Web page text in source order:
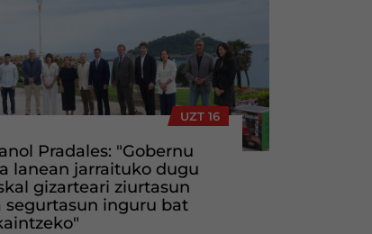
UZT 16
Pradales: "Gobernu
lanean jarraituko dugu
gizarteari ziurtasun
segurtasun inguru bat